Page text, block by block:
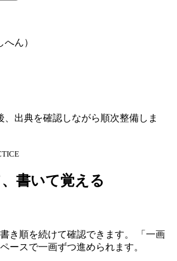
ん）
、出典を確認しながら順次整備しま
書いて覚える
き順を続けて確認できます。 「一画
ースで一画ずつ進められます。